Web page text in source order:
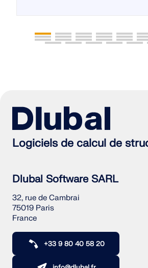
Logiciels de calcul de
Dlubal Software SARL
32, rue de Cambrai
75019 Paris
France
+33 9 80 40 58 20